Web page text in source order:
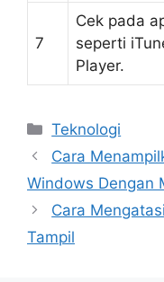
7
Cek pada
seperti
Player.
Kategori
Teknologi
Cara
Windows Dengan
Cara
Tampil